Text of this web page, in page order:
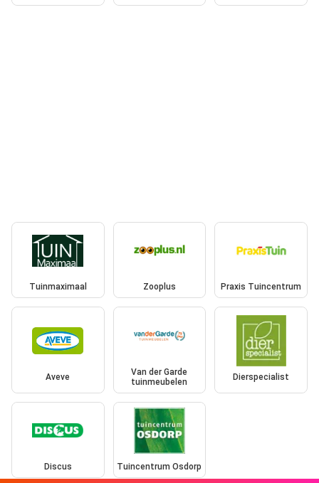
Tuinmaximaal Zooplus Praxis Tuincentrum
Aveve
Van der Garde
tuinmeubelen
Dierspecialist
Discus Tuincentrum Osdorp